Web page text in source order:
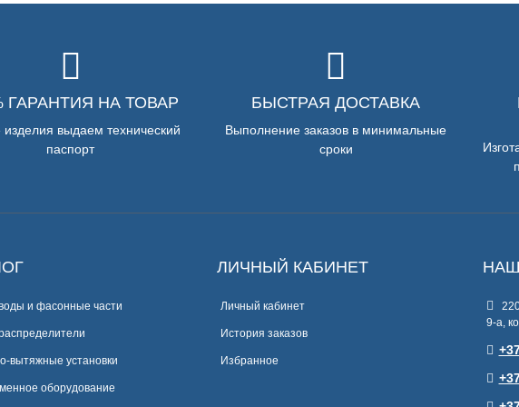
ГАРАНТИЯ НА ТОВАР
изделия выдаем технический
паспорт
БЫСТРАЯ ДОСТАВКА
Выполнение заказов в минимальные
сроки
и фасонные части
вытяжные установки
оборудование
ЛИЧНЫЙ КАБИНЕТ
Личный кабинет
История заказов
Избранное
9-а,